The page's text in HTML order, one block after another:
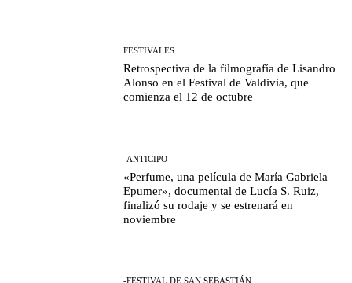
FESTIVALES
Retrospectiva de la filmografía de Lisandro
Alonso en el Festival de Valdivia, que
comienza el 12 de octubre
-ANTICIPO
«Perfume, una película de María Gabriela
Epumer», documental de Lucía S. Ruiz,
finalizó su rodaje y se estrenará en
noviembre
-FESTIVAL DE SAN SEBASTIÁN